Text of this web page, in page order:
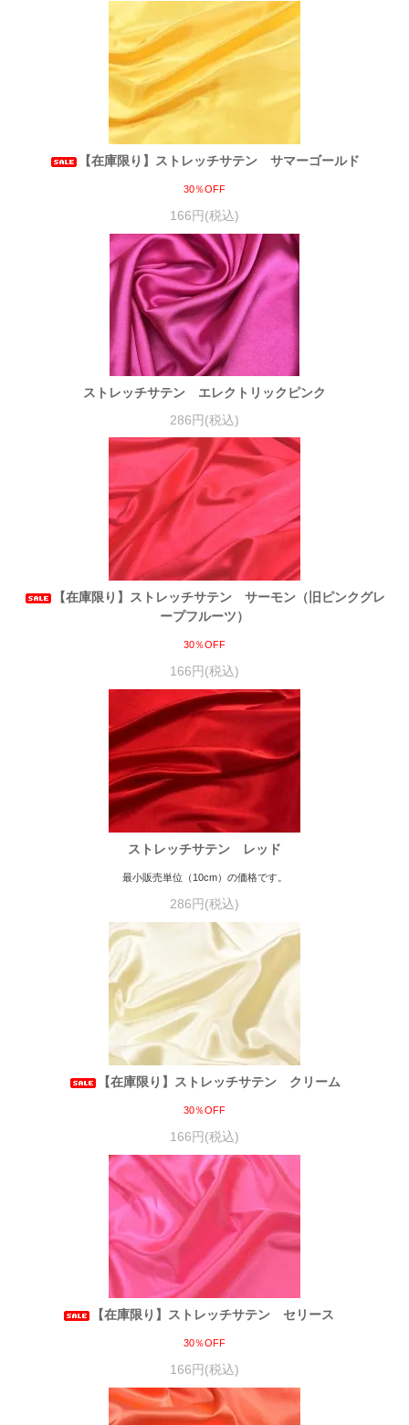
【在庫限り】ストレッチサテン サマーゴールド
30％OFF
166円(税込)
ストレッチサテン エレクトリックピンク
286円(税込)
【在庫限り】ストレッチサテン サーモン（旧ピンクグレ
ープフルーツ）
30％OFF
166円(税込)
ストレッチサテン レッド
最小販売単位（10cm）の価格です。
286円(税込)
【在庫限り】ストレッチサテン クリーム
30％OFF
166円(税込)
【在庫限り】ストレッチサテン セリース
30％OFF
166円(税込)